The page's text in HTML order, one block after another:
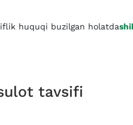
huquqi buzilgan holatda
tavsifi